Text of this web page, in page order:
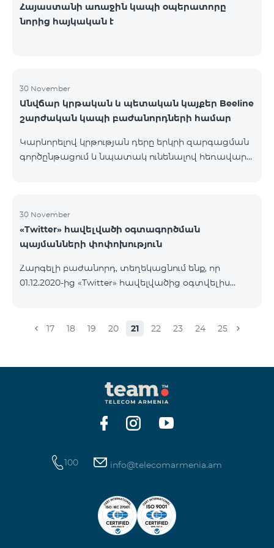
Հայաստանի առաջին կապի օպերատորը
նորից հայկական է
30 November
Անվճար կրթական և պետական կայքեր Beeline
շարժական կապի բաժանորդների համար
Կարևորելով կրթության դերը երկրի զարգացման
գործընթացում և նպատակ ունենալով հեռավար
անվճար կրթական և պետական հարթակների
ցանկը: Այսուհետ նշված կայքերի ինտերնետի
տարիֆիկացումը անվճար է` e-school Armenia`
https://lib.armedu.am/Էլեկտրոնային կրթական
նյութեր` http://esource.armedu.am/ Ուսուցողական
30 November
«Twitter» հավելվածի օգտագործման
պայմանների փոփոխություն
Հարգելի բաժանորդ, տեղեկացնում ենք, որ
01.12.2020-ից «Twitter» հավելվածից օգտվելիս
Ինտերնետ փաթեթ, ապա հավեվալծի
տարիֆիկացումը կիրականացվի համաձայն ձեր
սակագնային փաթեթի պայմանների։
17 18 19 20 21 22 23 24 25
100 info@telecomarmenia.am